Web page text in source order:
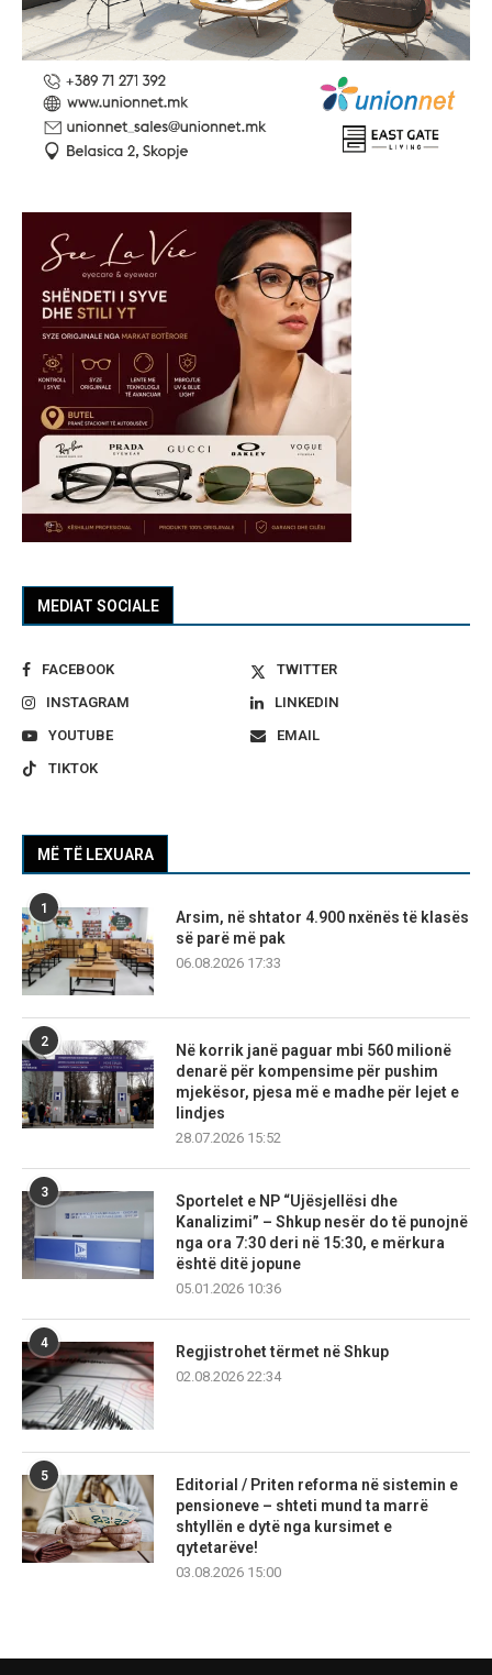
MEDIAT SOCIALE
FACEBOOK
TWITTER
INSTAGRAM
LINKEDIN
YOUTUBE
EMAIL
TIKTOK
MË TË LEXUARA
1
Arsim, në shtator 4.900 nxënës të klasës
së parë më pak
06.08.2026 17:33
2
Në korrik janë paguar mbi 560 milionë
denarë për kompensime për pushim
mjekësor, pjesa më e madhe për lejet e
lindjes
28.07.2026 15:52
3
Sportelet e NP “Ujësjellësi dhe
Kanalizimi” – Shkup nesër do të punojnë
nga ora 7:30 deri në 15:30, e mërkura
është ditë jopune
05.01.2026 10:36
4
Regjistrohet tërmet në Shkup
02.08.2026 22:34
5
Editorial / Priten reforma në sistemin e
pensioneve – shteti mund ta marrë
shtyllën e dytë nga kursimet e
qytetarëve!
03.08.2026 15:00